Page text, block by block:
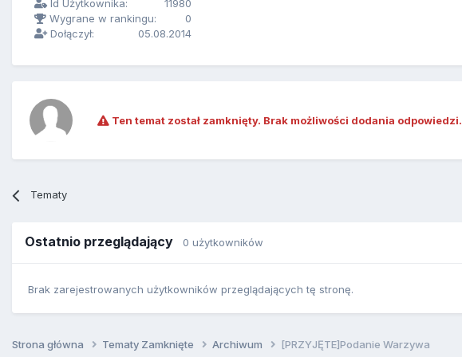
Id Użytkownika:
11980
Wygrane w rankingu:
0
Dołączył:
05.08.2014
Ten temat został zamknięty. Brak możliwości dodania odpowiedzi.
Tematy
Ostatnio przeglądający 0 użytkowników
Brak zarejestrowanych użytkowników przeglądających tę stronę.
Strona główna Tematy Zamknięte Archiwum [PRZYJĘTE]Podanie Warzywa